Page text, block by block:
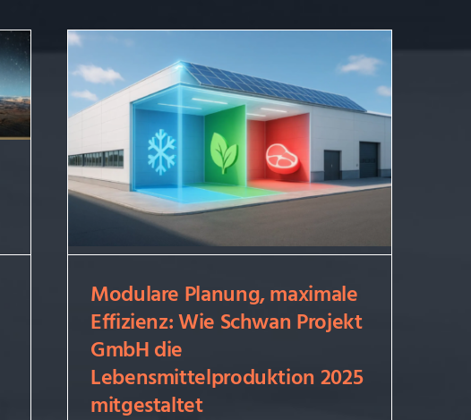
Modulare Planung, maximale
Effizienz: Wie Schwan Projekt
GmbH die
Lebensmittelproduktion 2025
Modulare Planung, maximale
Effizienz: Wie Schwan Projekt
GmbH die
Lebensmittelproduktion 2025
mitgestaltet